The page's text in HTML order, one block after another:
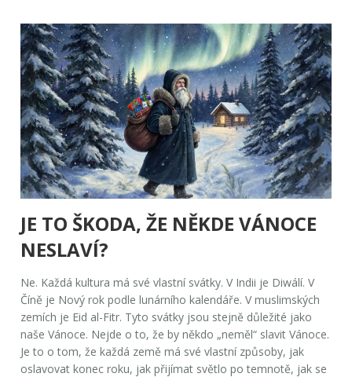
JE TO ŠKODA, ŽE NĚKDE VÁNOCE
NESLAVÍ?
Ne. Každá kultura má své vlastní svátky. V Indii je Diwálí. V
Číně je Nový rok podle lunárního kalendáře. V muslimských
zemích je Eid al-Fitr. Tyto svátky jsou stejně důležité jako
naše Vánoce. Nejde o to, že by někdo „neměl“ slavit Vánoce.
Je to o tom, že každá země má své vlastní způsoby, jak
oslavovat konec roku, jak přijímat světlo po temnotě, jak se